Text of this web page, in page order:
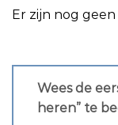
Er zijn nog
Wees de
heren” te